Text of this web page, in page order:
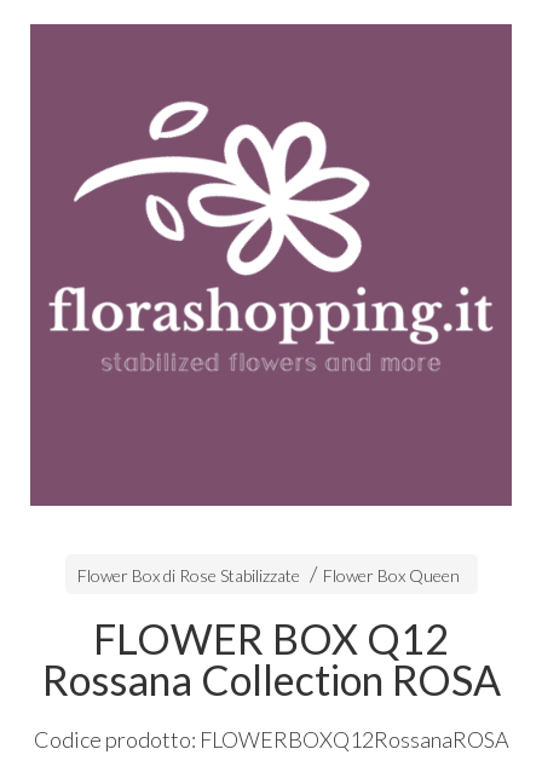
Flower Box di Rose Stabilizzate Flower Box Queen
FLOWER BOX Q12
Rossana Collection ROSA
Codice prodotto: FLOWERBOXQ12RossanaROSA